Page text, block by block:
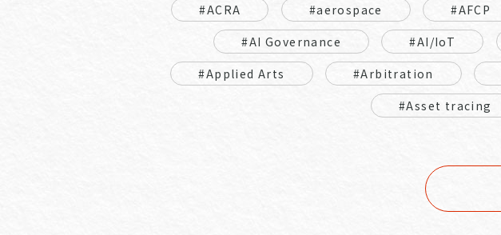
#ACRA
#aerospace #AFCP
#AI Governance
#AI/IoT
#Applied Arts
#Arbitration
#Asset tracing